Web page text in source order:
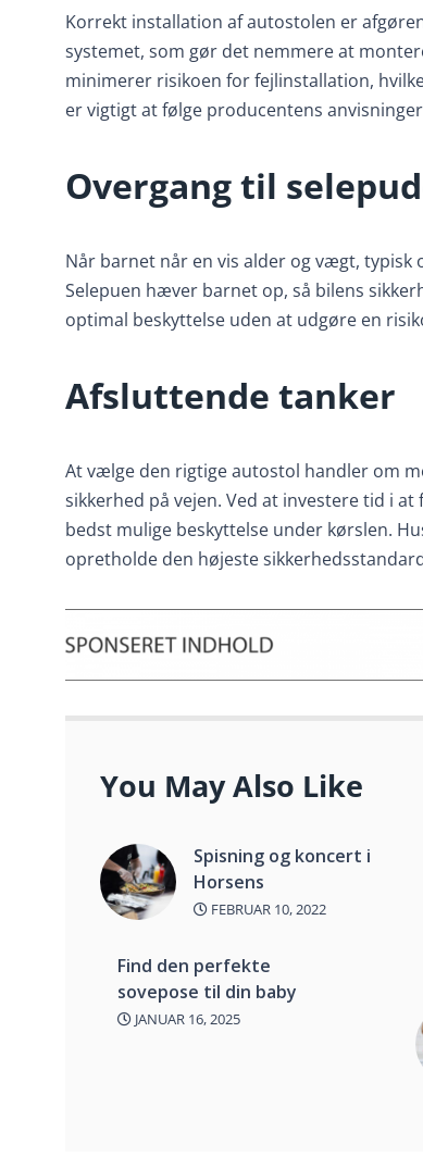
Korrekt installation af autostolen er
systemet, som gør det nemmere at
minimerer risikoen for fejlinstallation,
er vigtigt at følge producentens
Overgang til
Når barnet når en vis alder og vægt, typisk
Selepuen hæver barnet op, så bilens
optimal beskyttelse uden at udgøre en
Afsluttende tanker
At vælge den rigtige autostol handler om
sikkerhed på vejen. Ved at investere tid i
bedst mulige beskyttelse under kørslen.
opretholde den højeste
You May Also Like
Spisning og koncert i
Horsens
FEBRUAR 10, 2022
Find den perfekte
sovepose til din baby
JANUAR 16, 2025